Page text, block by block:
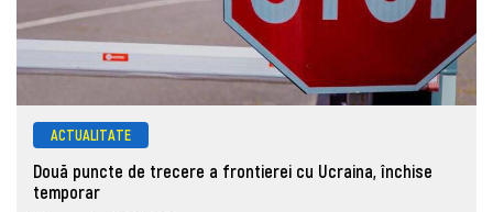
ACTUALITATE
Două puncte de trecere a frontierei cu Ucraina, închise
temporar